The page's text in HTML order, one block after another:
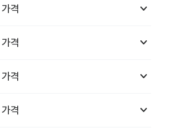
가격 keyboard_arrow_down
가격 keyboard_arrow_down
가격 keyboard_arrow_down
가격 keyboard_arrow_down